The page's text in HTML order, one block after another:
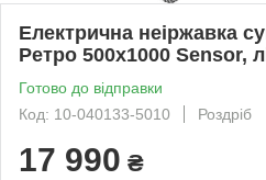
Електрична неіржавка
Ретро 500х1000 Sensor,
Готово до відправки
Код: 10-040133-5010
Роздріб
17 990 ₴